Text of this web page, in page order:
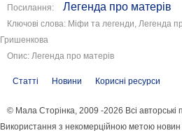
Посилання: Легенда про матерів
Ключові слова: Міфи та легенди, Легенда
Гришенкова
Опис: Легенда про матерів
Статті Новини Корисні ресурси
© Мала Сторінка, 2009 -2026 Всі авторські
Використання з некомерційною метою новин